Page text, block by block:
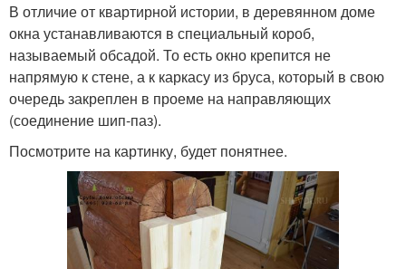
В отличие от квартирной истории, в деревянном доме
окна устанавливаются в специальный короб,
называемый обсадой. То есть окно крепится не
напрямую к стене, а к каркасу из бруса, который в свою
очередь закреплен в проеме на направляющих
(соединение шип-паз).
Посмотрите на картинку, будет понятнее.